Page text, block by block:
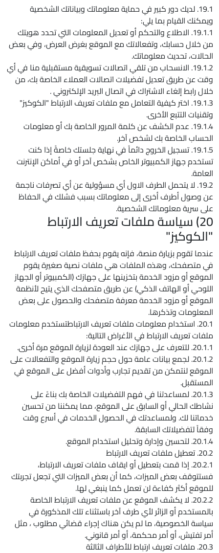
19.1. لديك دور كبير في حماية معلوماتك وبياناتك الشخصية
ويمكنك القيام بما يلي:
19.1.1. الاطلاع والتحكم أو تعديل المعلومات التي تحدد هويتك
من خلال حسابك، وتفعالاتك مع الموقع بغرض العرض، وفي بعض
الحالات، تحديث معلوماتك.
19.1.2. الانسحاب من تلقي اتصالات تسويقية مستقبلية منا في أي
وقت عن طريق تعديل تفضيلات اتصالات العملاء الخاصة بك، من
خلال رابط إلغاء الاشتراك في اتصال البريد الإلكتروني .
19.1.3. اختر كيفية التعامل مع ملفات تعريف الارتباط "الكوكيز"
وتقنيات التتبع الأخرى.
19.1.4. عدم الكشف عن كلمة المرور الخاصة بك أو معلومات
الحساب الخاصة بك لشخص آخر.
19.1.5. تسجيل الخروج دائماً في نهاية جلستك خاصةً إذا كنت
تستخدم جهاز الكمبيوتر الخاص بشخص آخر أو في أماكن الإنترنت
العامة.
19.2. لا يتحمل الطرف الاول أي مسؤولية عن أي تصرفات ناجمة
عن وصول أطرف أخرى إلى معلوماتك بسبب فشلك في الحفاظ
على سرية معلوماتك الشخصية.
20) سياسة ملفات تعريف الارتباط
"الكوكيز"
عندما تقوم بزيارة منصة، فإنه يقوم بحفظ ملفات تعريف الارتباط
في متصفحك، وهذه الملفات هي ملفات نصية صغيرة يقوم
الموقع أو مزود الخدمة بتخزينها على جهازك (الكمبيوتر أو الجهاز
اللوحي أو الهاتف الذكي) عن طريق متصفحك الذي يتيح لأنظمة
الموقع أو مزود الخدمة معرفة متصفحك والحصول على بعض
المعلومات وتذكرها.
20.1. استخدام معلومات ملفات تعريف الارتباطتستخدم معلومات
ملفات تعريف الارتباط في الأغراض التالية:
20.1.1. للتعرف على جهازك عند العودة لزيارة الموقع مرة أخرى.
20.1.2. لجمع بيانات عامة حول حجم زيارة الموقع والتفعالات على
الموقع لنتمكن من تقديم تجارب وأدوات أفضل على الموقع في
المستقبل.
20.1.3. لمساعدتنا في فهم التفضيلات الخاصة بك بناءً على
نشاطك الحالي أو السابق على الموقع، مما يمكننا من تحسين
خدماتنا لك. ولمساعدتك في الحصول الخدمات في أسرع وقت
وفقاً لتفضيلاتك السابقة.
20.1.4. لتحسين وإدارة وتحليل استخدام الموقع.
20.2. تعطيل ملفات تعريف الارتباط
20.2.1. إذا قمت بتعطيل أو ايقاف ملفات تعريف الارتباط،
فستتوقف بعض الميزات، كما أن بعض الميزات التي تجعل تجربتك
للموقع أكثر كفاءة لن تعمل كما ينبغي لها.
20.2.2. لا يكشف الموقع عن ملفات تعريف الارتباط الخاصة
بالمستخدم أو الزائر لأي طرف آخر باستثناء تلك المذكورة في
سياسة الخصوصية، ما لم يكن هناك إجراء قضائي مطلوب ، مثل
أمر تفتيش، أو أمر محكمة، أو أمر قانوني.
20.3. ملفات تعريف ارتباط للأطراف الثالثة